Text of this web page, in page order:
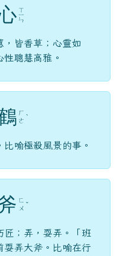
ㄒ
ㄧ
ㄣ
，皆香草；心靈如
聰慧高雅。
ㄏ
ㄜ ˋ
喻極殺風景的事。
ㄈ
ㄨ ˇ
匠；弄，耍弄。「班
耍弄大斧。比喻在行